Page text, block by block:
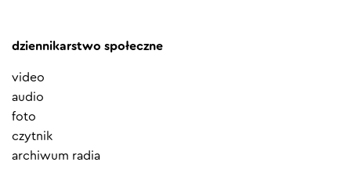
dziennikarstwo społeczne
video
audio
foto
czytnik
archiwum radia